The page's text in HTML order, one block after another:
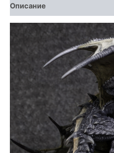
Описание